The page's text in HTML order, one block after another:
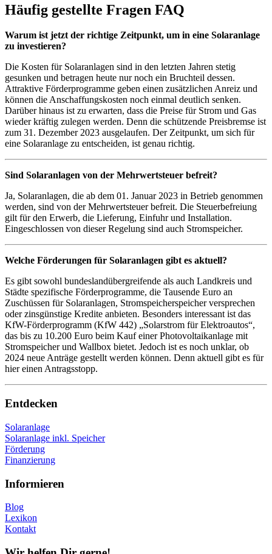
Häufig gestellte Fragen FAQ
Warum ist jetzt der richtige Zeitpunkt, um in eine Solaranlage
zu investieren?
Die Kosten für Solaranlagen sind in den letzten Jahren stetig
gesunken und betragen heute nur noch ein Bruchteil dessen.
Attraktive Förderprogramme geben einen zusätzlichen Anreiz und
können die Anschaffungskosten noch einmal deutlich senken.
Darüber hinaus ist zu erwarten, dass die Preise für Strom und Gas
wieder kräftig zulegen werden. Denn die schützende Preisbremse ist
zum 31. Dezember 2023 ausgelaufen. Der Zeitpunkt, um sich für
eine Solaranlage zu entscheiden, ist genau richtig.
Sind Solaranlagen von der Mehrwertsteuer befreit?
Ja, Solaranlagen, die ab dem 01. Januar 2023 in Betrieb genommen
werden, sind von der Mehrwertsteuer befreit. Die Steuerbefreiung
gilt für den Erwerb, die Lieferung, Einfuhr und Installation.
Eingeschlossen von dieser Regelung sind auch Stromspeicher.
Welche Förderungen für Solaranlagen gibt es aktuell?
Es gibt sowohl bundeslandübergreifende als auch Landkreis und
Städte spezifische Förderprogramme, die Tausende Euro an
Zuschüssen für Solaranlagen, Stromspeicherspeicher versprechen
oder zinsgünstige Kredite anbieten. Besonders interessant ist das
KfW-Förderprogramm (KfW 442) „Solarstrom für Elektroautos“,
das bis zu 10.200 Euro beim Kauf einer Photovoltaikanlage mit
Stromspeicher und Wallbox bietet. Jedoch ist es noch unklar, ob
2024 neue Anträge gestellt werden können. Denn aktuell gibt es für
hier einen Antragsstopp.
Entdecken
Solaranlage
Solaranlage inkl. Speicher
Förderung
Finanzierung
Informieren
Blog
Lexikon
Kontakt